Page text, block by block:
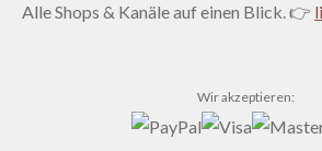
Alle Shops & Kanäle auf einen Blick. 👉
Wir akzeptieren: